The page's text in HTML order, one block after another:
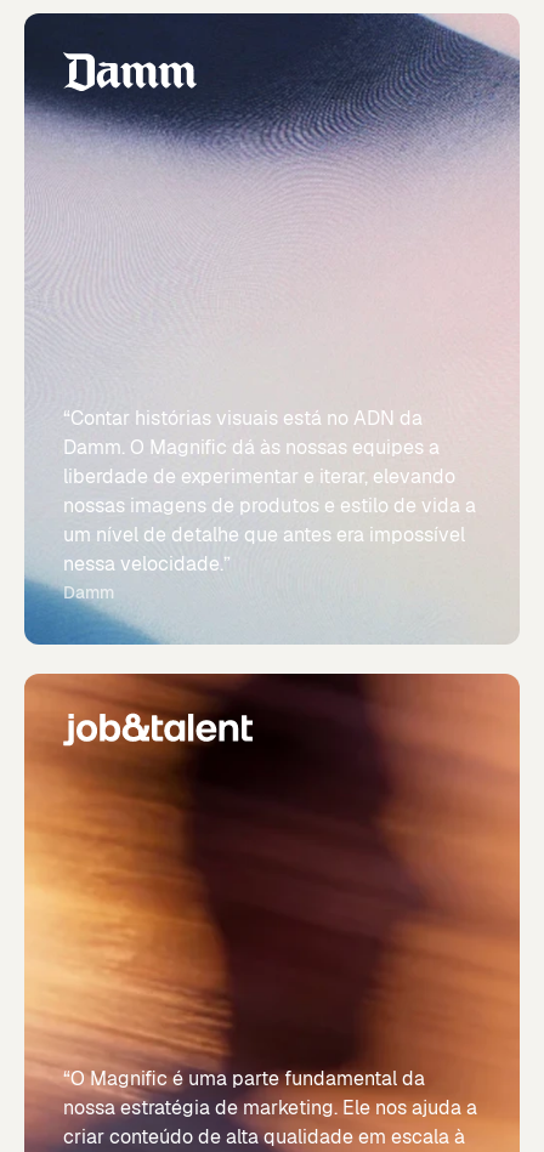
“Contar histórias visuais está no ADN da
Damm. O Magnific dá às nossas equipes a
liberdade de experimentar e iterar, elevando
nossas imagens de produtos e estilo de vida a
um nível de detalhe que antes era impossível
nessa velocidade.”
Damm
“O Magnific é uma parte fundamental da
nossa estratégia de marketing. Ele nos ajuda a
criar conteúdo de alta qualidade em escala à